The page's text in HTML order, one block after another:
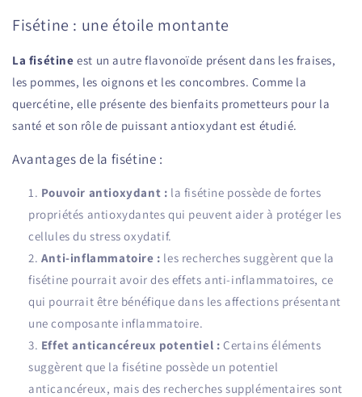
Fisétine : une étoile montante
La fisétine est un autre flavonoïde présent dans les fraises,
les pommes, les oignons et les concombres. Comme la
quercétine, elle présente des bienfaits prometteurs pour la
santé et son rôle de puissant antioxydant est étudié.
Avantages de la fisétine :
Pouvoir antioxydant : la fisétine possède de fortes
propriétés antioxydantes qui peuvent aider à protéger les
cellules du stress oxydatif.
Anti-inflammatoire : les recherches suggèrent que la
fisétine pourrait avoir des effets anti-inflammatoires, ce
qui pourrait être bénéfique dans les affections présentant
une composante inflammatoire.
Effet anticancéreux potentiel : Certains éléments
suggèrent que la fisétine possède un potentiel
anticancéreux, mais des recherches supplémentaires sont